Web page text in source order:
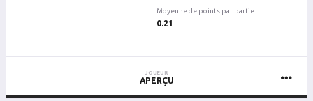
Moyenne de points par partie
0.21
JOUEUR
APERÇU